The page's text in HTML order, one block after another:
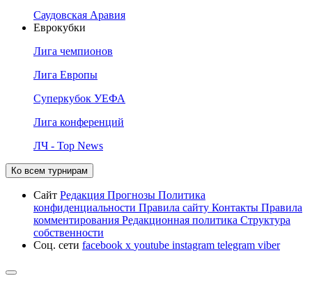
Саудовская Аравия
Еврокубки
Лига чемпионов
Лига Европы
Суперкубок УЕФА
Лига конференций
ЛЧ - Top News
Ко всем турнирам
Сайт Редакция Прогнозы Политика
конфиденциальности Правила сайту Контакты Правила
комментирования Редакционная политика Структура
собственности
Соц. сети facebook x youtube instagram telegram viber